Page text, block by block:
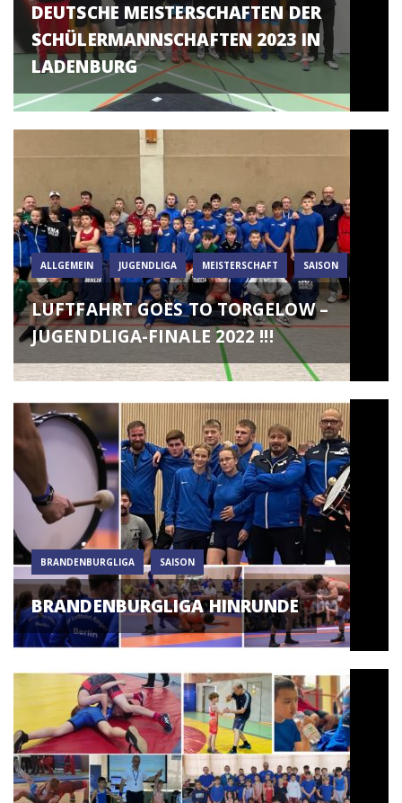
DEUTSCHE MEISTERSCHAFTEN DER
SCHÜLERMANNSCHAFTEN 2023 IN
LADENBURG
ALLGEMEIN JUGENDLIGA MEISTERSCHAFT SAISON
LUFTFAHRT GOES TO TORGELOW –
JUGENDLIGA-FINALE 2022 !!!
BRANDENBURGLIGA SAISON
BRANDENBURGLIGA HINRUNDE